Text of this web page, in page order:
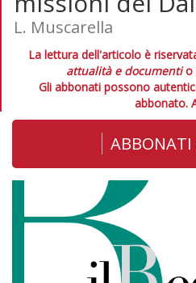
L. Muscarella
La lettura dell'articolo è
attualità e documentio
Gli abbonati possono
abbonato.